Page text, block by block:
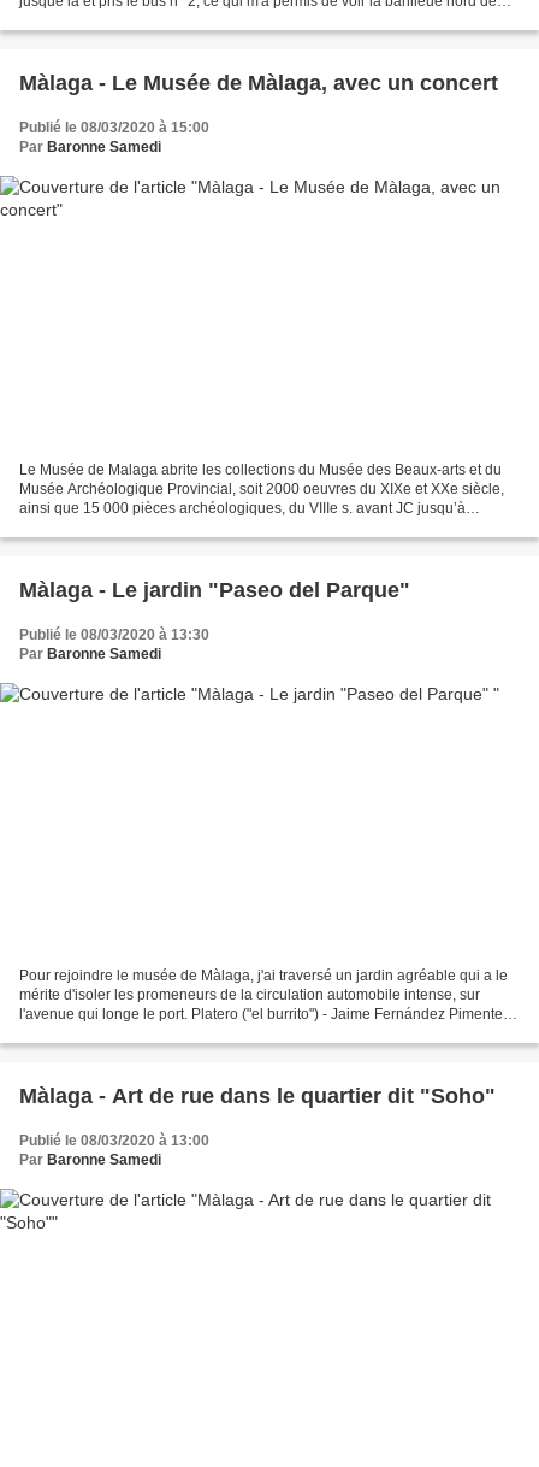
Màlaga - Le Musée de Màlaga, avec un concert
Publié le 08/03/2020 à 15:00
Par Baronne Samedi
Le Musée de Malaga abrite les collections du Musée des Beaux-arts et du
Musée Archéologique Provincial, soit 2000 oeuvres du XIXe et XXe siècle,
ainsi que 15 000 pièces archéologiques, du VIIIe s. avant JC jusqu’à
Màlaga - Le jardin "Paseo del Parque"
Publié le 08/03/2020 à 13:30
Par Baronne Samedi
Pour rejoindre le musée de Màlaga, j'ai traversé un jardin agréable qui a le
mérite d'isoler les promeneurs de la circulation automobile intense, sur
l'avenue qui longe le port. Platero ("el burrito") - Jaime Fernández Pimentel,
Màlaga - Art de rue dans le quartier dit "Soho"
Publié le 08/03/2020 à 13:00
Par Baronne Samedi